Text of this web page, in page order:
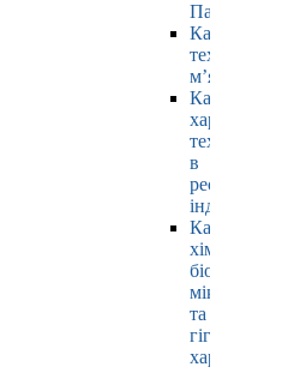
Павлюк
Кафедра
технології
м’яса
Кафедра
харчових
технологій
в
ресторанній
індустрії
Кафедра
хімії,
біохімії,
мікробіології
та
гігієни
харчування